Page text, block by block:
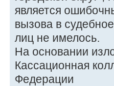
является
вызова в
лиц не имелось.
На основании
Кассационная
Федерации